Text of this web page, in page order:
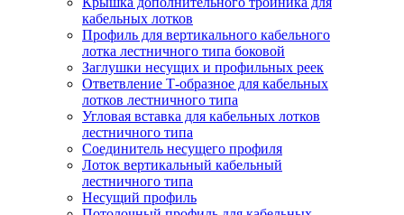
кабельных лотков
Профиль для вертикального кабельного
лотка лестничного типа боковой
Заглушки несущих и профильных реек
Ответвление Т-образное для кабельных
лотков лестничного типа
Угловая вставка для кабельных лотков
лестничного типа
Соединитель несущего профиля
Лоток вертикальный кабельный
лестничного типа
Несущий профиль